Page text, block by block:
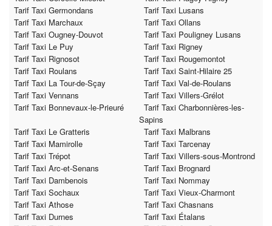
Tarif Taxi Germondans
Tarif Taxi Lusans
Tarif Taxi Marchaux
Tarif Taxi Ollans
Tarif Taxi Ougney-Douvot
Tarif Taxi Pouligney Lusans
Tarif Taxi Le Puy
Tarif Taxi Rigney
Tarif Taxi Rignosot
Tarif Taxi Rougemontot
Tarif Taxi Roulans
Tarif Taxi Saint-Hilaire 25
Tarif Taxi La Tour-de-Sçay
Tarif Taxi Val-de-Roulans
Tarif Taxi Vennans
Tarif Taxi Villers-Grélot
Tarif Taxi Bonnevaux-le-Prieuré
Tarif Taxi Charbonnières-les-
Sapins
Tarif Taxi Le Gratteris
Tarif Taxi Malbrans
Tarif Taxi Mamirolle
Tarif Taxi Tarcenay
Tarif Taxi Trépot
Tarif Taxi Villers-sous-Montrond
Tarif Taxi Arc-et-Senans
Tarif Taxi Brognard
Tarif Taxi Dambenois
Tarif Taxi Nommay
Tarif Taxi Sochaux
Tarif Taxi Vieux-Charmont
Tarif Taxi Athose
Tarif Taxi Chasnans
Tarif Taxi Durnes
Tarif Taxi Étalans